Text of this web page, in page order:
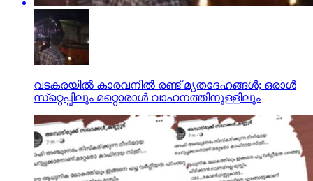
വടകരയില്‍ കാരവനില്‍ രണ്ട് മൃതദേഹങ്ങള്‍; ഒരാള്‍
സ്‌റ്റെപ്പിലും മറ്റൊരാള്‍ വാഹനത്തിനുള്ളിലും